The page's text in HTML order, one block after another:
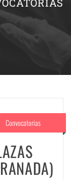
Convocatorias